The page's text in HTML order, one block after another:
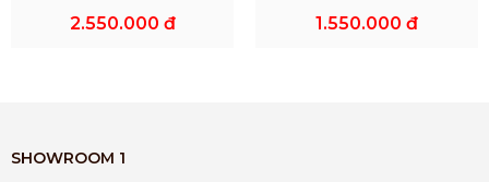
2.550.000 đ 1.550.000 đ
SHOWROOM 1